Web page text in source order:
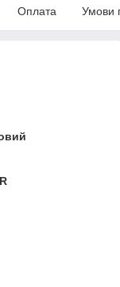
Оплата Умови